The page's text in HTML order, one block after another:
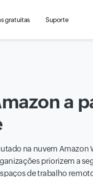
gratuitas Suporte
a
na nuvem Amazon
priorizem a
de trabalho